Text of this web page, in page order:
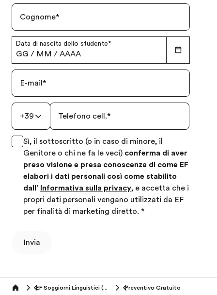
Cognome*
Data di nascita dello studente*
GG / MM / AAAA
E-mail *
+39 Telefono cell.*
Sì, il sottoscritto (o in caso di minore, il
Genitore o chi ne fa le veci) conferma di aver
preso visione e presa conoscenza di come EF
elabori i dati personali così come stabilito
dall' Informativa sulla privacy, e accetta che i
propri dati personali vengano utilizzati da EF
per finalità di marketing diretto. *
Invia
Home EF Soggiorni Linguistici (19+ anni) Preventivo Gratuito